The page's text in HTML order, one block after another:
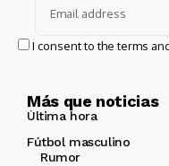
I consent to the terms
Más que noticias
Última hora
Fútbol masculino
Rumor